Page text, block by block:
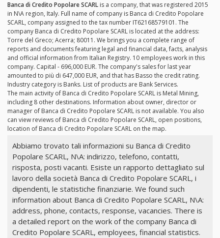
Banca di Credito Popolare SCARL is a company, that was registered 2015
in N\A region, Italy. Full name of company is Banca di Credito Popolare
SCARL, company assigned to the tax number IT62168579101. The
company Banca di Credito Popolare SCARL is located at the address:
Torre del Greco; Acerra; 80011. We brings you a complete range of
reports and documents featuring legal and financial data, facts, analysis
and official information from Italian Registry. 10 employees work in this
company. Capital - 696,000 EUR. The company's sales for last year
amounted to più di 647,000 EUR, and that has Basso the credit rating.
Industry category is Banks. List of products are Bank Services.
The main activity of Banca di Credito Popolare SCARL is Metal Mining,
including 8 other destinations. Information about owner, director or
manager of Banca di Credito Popolare SCARL is not available. You also
can view reviews of Banca di Credito Popolare SCARL, open positions,
location of Banca di Credito Popolare SCARL on the map.
Abbiamo trovato tali informazioni su Banca di Credito
Popolare SCARL, N\A: indirizzo, telefono, contatti,
risposta, posti vacanti. Esiste un rapporto dettagliato sul
lavoro della società Banca di Credito Popolare SCARL, i
dipendenti, le statistiche finanziarie. We found such
information about Banca di Credito Popolare SCARL, N\A:
address, phone, contacts, response, vacancies. There is
a detailed report on the work of the company Banca di
Credito Popolare SCARL, employees, financial statistics.